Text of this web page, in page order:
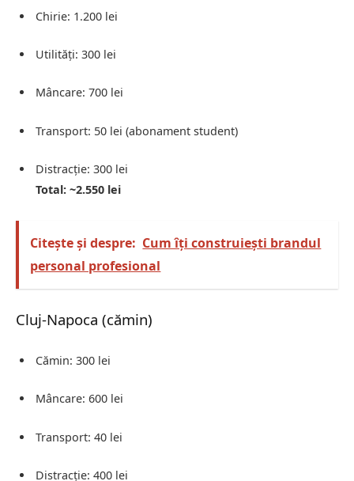
Chirie: 1.200 lei
Utilități: 300 lei
Mâncare: 700 lei
Transport: 50 lei (abonament student)
Distracție: 300 lei
Total: ~2.550 lei
Citește și despre: Cum îți construiești brandul
personal profesional
Cluj-Napoca (cămin)
Cămin: 300 lei
Mâncare: 600 lei
Transport: 40 lei
Distracție: 400 lei